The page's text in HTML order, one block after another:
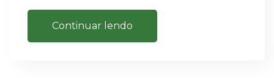
Continuar lendo